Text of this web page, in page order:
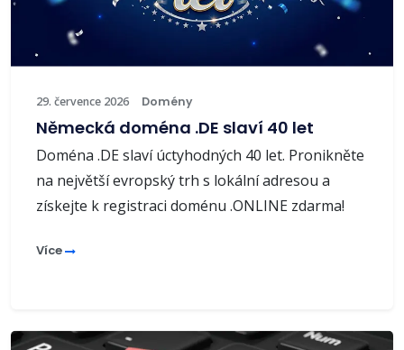
29. července 2026 Domény
Německá doména .DE slaví 40 let
Doména .DE slaví úctyhodných 40 let. Pronikněte
na největší evropský trh s lokální adresou a
získejte k registraci doménu .ONLINE zdarma!
Více